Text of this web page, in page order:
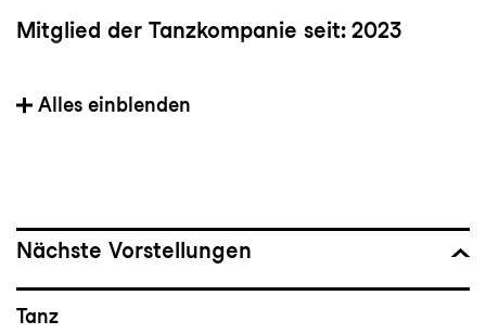
Mitglied der Tanzkompanie seit: 2023
Vorherige(s) Engagement(s): Island Dance
Company, als freischaffende Tänzerin u.a.
Ómarsdóttir, Joy Alpuerto Ritter, Inga
Alles einblenden
Nächste Vorstellungen
Tanz